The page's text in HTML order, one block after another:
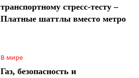
транспортному стресс-тесту –
Платные шаттлы вместо метро
В мире
Газ, безопасность и